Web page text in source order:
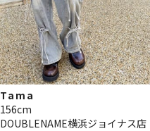
Tama
156cm
DOUBLENAME横浜ジョイナス店